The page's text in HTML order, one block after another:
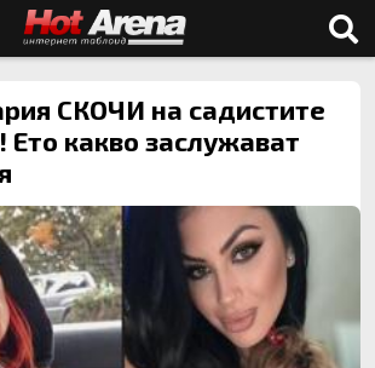
СКОЧИ на садистите
Ето какво заслужават